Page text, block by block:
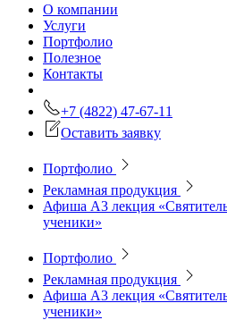
О компании
Услуги
Портфолио
Полезное
Контакты
+7 (4822) 47-67-11
Оставить заявку
Портфолио
Рекламная продукция
Афиша А3 лекция
ученики»
Портфолио
Рекламная продукция
Афиша А3 лекция
ученики»